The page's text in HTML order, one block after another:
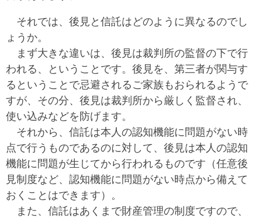
それでは、後見と信託はどのように異なるのでし
ょうか。
まず大きな違いは、後見は裁判所の監督の下で行
われる、ということです。後見を、第三者が関与す
るということで忌避されるご家族もおられるようで
すが、その分、後見は裁判所から厳しく監督され、
使い込みなどを防げます。
それから、信託は本人の認知機能に問題がない時
点で行うものであるのに対して、後見は本人の認知
機能に問題が生じてから行われるものです（任意後
見制度など、認知機能に問題がない時点から備えて
おくことはできます）。
また、信託はあくまで財産管理の制度ですので、